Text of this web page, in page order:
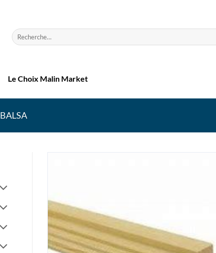
Recherche
pour :
Le Choix Malin Market
BALSA